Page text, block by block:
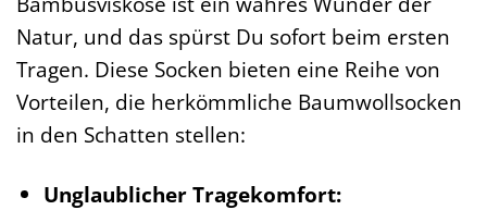
Natur, und das spürst Du sofort beim ersten
Tragen. Diese Socken bieten eine Reihe von
Vorteilen, die herkömmliche Baumwollsocken
in den Schatten stellen:
Unglaublicher Tragekomfort: